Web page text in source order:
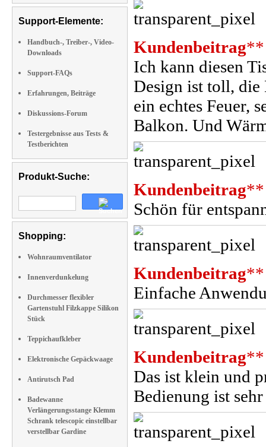
Support-Elemente:
Handbuch-, Treiber-, Video-
Downloads
Support-FAQs
Erfahrungen, Beiträge
Diskussions-Forum
Testergebnisse aus Tests &
Testberichten
Produkt-Suche:
Shopping:
Wohnraumventilator
Innenverdunkelung
Durchmesser flexibler
Gartenstuhl Filzkappe Silikon
Stück
Teppichaufkleber
Elektronische Gepäckwaage
Antirutsch Pad
Badewanne
Verlängerungsstange Klemm
Schrank telescopic einstellbar
verstellbar Gardine
Kundenbeitrag**
Ich kann diesen
Design ist toll, die
ein echtes Feuer,
Balkon. Und
Kundenbeitrag**
Schön für
Kundenbeitrag**
Einfache
Kundenbeitrag**
Das ist klein und
Bedienung ist